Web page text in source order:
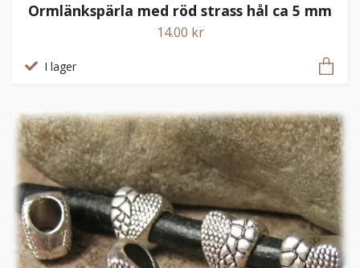
Ormlänkspärla med röd strass hål ca 5 mm
14.00 kr
I lager